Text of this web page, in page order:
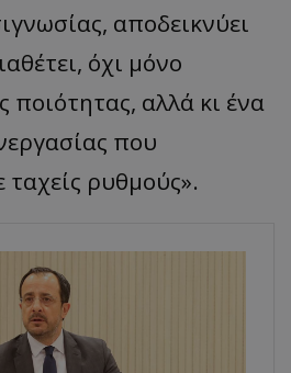
αποδεικνύει
όχι μόνο
αλλά κι ένα
που
ρυθμούς».